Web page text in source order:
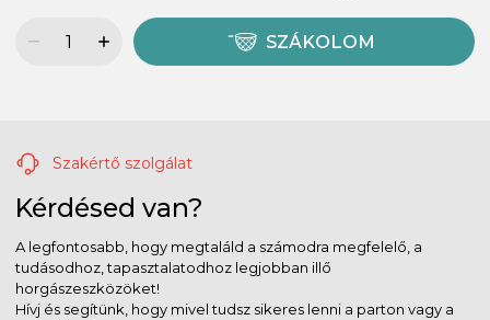
SZÁKOLOM
Szakértő szolgálat
Kérdésed van?
A legfontosabb, hogy megtaláld a számodra megfelelő, a
tudásodhoz, tapasztalatodhoz legjobban illő
horgászeszközöket!
Hívj és segítünk, hogy mivel tudsz sikeres lenni a parton vagy a